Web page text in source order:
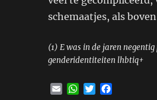
schemaatjes, als
(1) E was in de jaren
genderidentiteiten lhbtiq+
W
T